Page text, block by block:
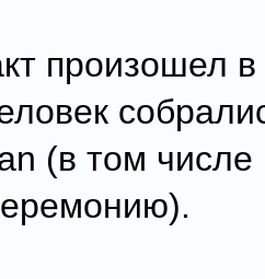
произошел
(в том числе